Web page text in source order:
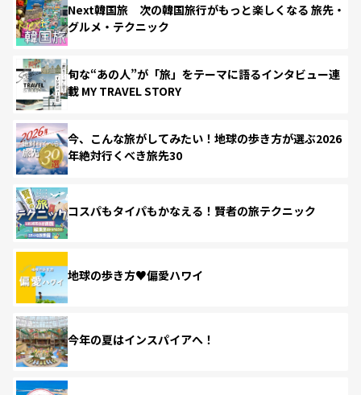
Next韓国旅 次の韓国旅行がもっと楽しくなる 旅先・
グルメ・テクニック
旬な“あの人”が「旅」をテーマに語るインタビュー連
載 MY TRAVEL STORY
今、こんな旅がしてみたい！地球の歩き方が選ぶ2026
年絶対行くべき旅先30
コスパもタイパもかなえる！賢者の旅テクニック
地球の歩き方♥偏愛ハワイ
今年の夏はインスパイアへ！